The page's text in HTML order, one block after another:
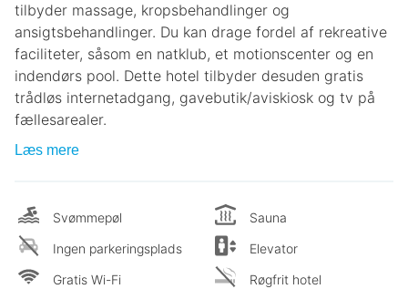
tilbyder massage, kropsbehandlinger og
ansigtsbehandlinger. Du kan drage fordel af rekreative
faciliteter, såsom en natklub, et motionscenter og en
indendørs pool. Dette hotel tilbyder desuden gratis
trådløs internetadgang, gavebutik/aviskiosk og tv på
fællesarealer.
Læs mere
Svømmepøl
Ingen parkeringsplads
Gratis Wi-Fi
Sauna
Elevator
Røgfrit hotel